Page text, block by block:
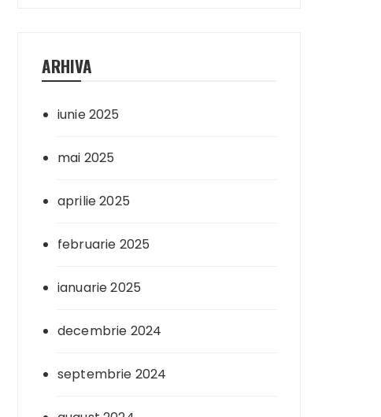
ARHIVA
iunie 2025
mai 2025
aprilie 2025
februarie 2025
ianuarie 2025
decembrie 2024
septembrie 2024